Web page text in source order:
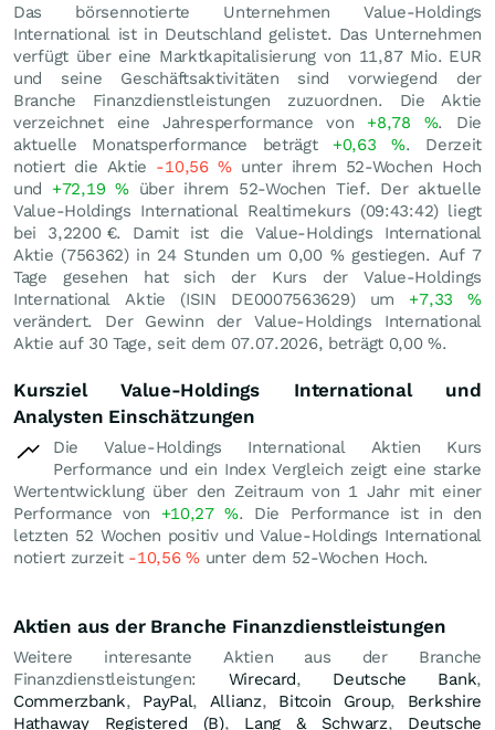
Das börsennotierte Unternehmen Value-Holdings
International ist in Deutschland gelistet. Das Unternehmen
verfügt über eine Marktkapitalisierung von 11,87 Mio. EUR
und seine Geschäftsaktivitäten sind vorwiegend der
Branche Finanzdienstleistungen zuzuordnen. Die Aktie
verzeichnet eine Jahresperformance von +8,78 %. Die
aktuelle Monatsperformance beträgt +0,63%. Derzeit
notiert die Aktie -10,56 %unter ihrem 52-Wochen Hoch
und +72,19%über ihrem 52-Wochen Tief. Der aktuelle
Value-Holdings International Realtimekurs (09:43:42) liegt
bei 3,2200 €. Damit ist die Value-Holdings International
Aktie (756362) in 24 Stunden um 0,00 %gestiegen. Auf 7
Tage gesehen hat sich der Kurs der Value-Holdings
International Aktie (ISIN DE0007563629) um +7,33%
verändert. Der Gewinn der Value-Holdings International
Aktie auf 30 Tage, seit dem 07.07.2026, beträgt 0,00%.
Kursziel Value-Holdings International und
Analysten Einschätzungen
Die Value-Holdings International Aktien Kurs
Performance und ein Index Vergleich zeigt eine starke
Wertentwicklung über den Zeitraum von 1 Jahr mit einer
Performance von +10,27%. Die Performance ist in den
letzten 52 Wochen positiv und Value-Holdings International
notiert zurzeit -10,56%unter dem 52-Wochen Hoch.
Aktien aus der Branche Finanzdienstleistungen
Weitere interesante Aktien aus der Branche
Finanzdienstleistungen: Wirecard, Deutsche Bank,
Commerzbank, PayPal, Allianz, Bitcoin Group, Berkshire
Hathaway Registered (B), Lang & Schwarz, Deutsche